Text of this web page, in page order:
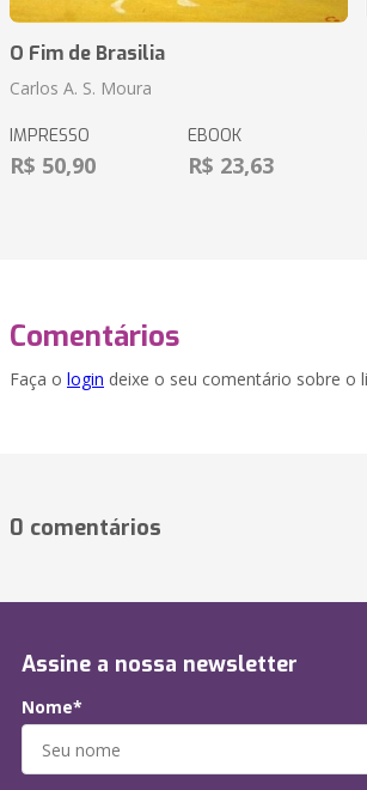
O Fim de Brasilia
Carlos A. S. Moura
IMPRESSO
R$ 50,90
EBOOK
R$ 23,63
Comentários
Faça o login deixe o seu comentário sobre o
0 comentários
Assine a nossa newsletter
Nome*